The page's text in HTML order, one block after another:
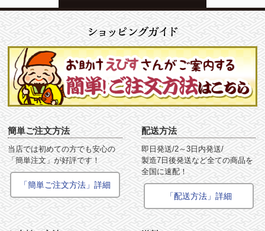
簡単ご注文方法
当店では初めての方でも安心の
「簡単注文」が好評です！
「簡単ご注文方法」詳細
配送方法
即日発送/2～3日内発送/
製造7日後発送など全ての商品を
全国に速配！
「配送方法」詳細